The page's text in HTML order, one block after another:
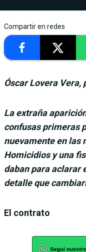
Compartir en redes
Óscar Lovera Vera,
La extraña
confusas primeras
nuevamente en las
Homicidios y una
daban para aclarar
detalle que
El contrato